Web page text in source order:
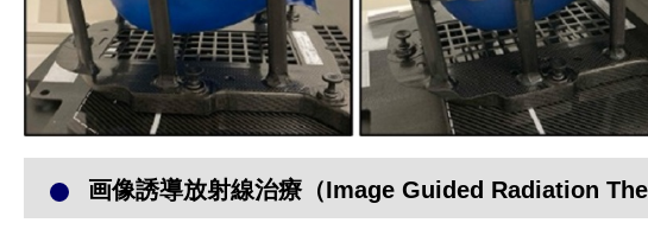
画像誘導放射線治療（Image Guided Radiation